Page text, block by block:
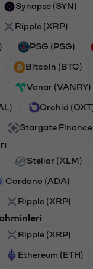
Synapse (SYN)
Ripple (XRP)
PSG (PSG)
Bitcoin (BTC)
Vanar (VANRY)
Orchid
Stargate Finance
Stellar (XLM)
Cardano (ADA)
Ripple (XRP)
Ripple (XRP)
Ethereum (ETH)